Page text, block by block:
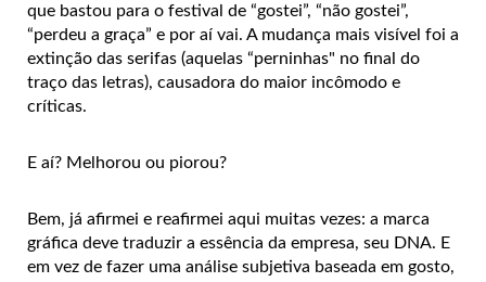
que bastou para o festival de “gostei”, “não gostei”,
“perdeu a graça” e por aí vai. A mudança mais visível foi a
extinção das serifas (aquelas “perninhas" no final do
traço das letras), causadora do maior incômodo e
críticas.
E aí? Melhorou ou piorou?
Bem, já afirmei e reafirmei aqui muitas vezes: a marca
gráfica deve traduzir a essência da empresa, seu DNA. E
em vez de fazer uma análise subjetiva baseada em gosto,